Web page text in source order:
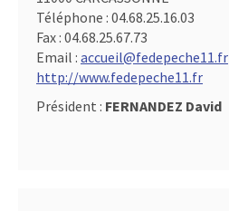
Téléphone : 04.68.25.16.03
Fax : 04.68.25.67.73
Email : accueil@fedepeche11.fr
http://www.fedepeche11.fr
Président : FERNANDEZ David